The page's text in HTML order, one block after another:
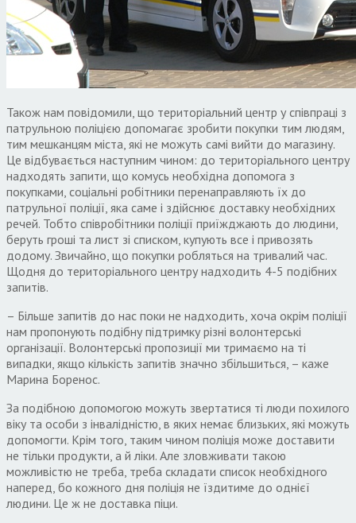
Також нам повідомили, що територіальний центр у співпраці з
патрульною поліцією допомагає зробити покупки тим людям,
тим мешканцям міста, які не можуть самі вийти до магазину.
Це відбувається наступним чином: до територіального центру
надходять запити, що комусь необхідна допомога з
покупками, соціальні робітники перенаправляють їх до
патрульної поліції, яка саме і здійснює доставку необхідних
речей. Тобто співробітники поліції приїжджають до людини,
беруть гроші та лист зі списком, купують все і привозять
додому. Звичайно, що покупки робляться на тривалий час.
Щодня до територіального центру надходить 4-5 подібних
запитів.
– Більше запитів до нас поки не надходить, хоча окрім поліції
нам пропонують подібну підтримку різні волонтерські
організації. Волонтерські пропозиції ми тримаємо на ті
випадки, якщо кількість запитів значно збільшиться, – каже
Марина Боренос.
За подібною допомогою можуть звертатися ті люди похилого
віку та особи з інвалідністю, в яких немає близьких, які можуть
допомогти. Крім того, таким чином поліція може доставити
не тільки продукти, а й ліки. Але зловживати такою
можливістю не треба, треба складати список необхідного
наперед, бо кожного дня поліція не їздитиме до однієї
людини. Це ж не доставка піци.